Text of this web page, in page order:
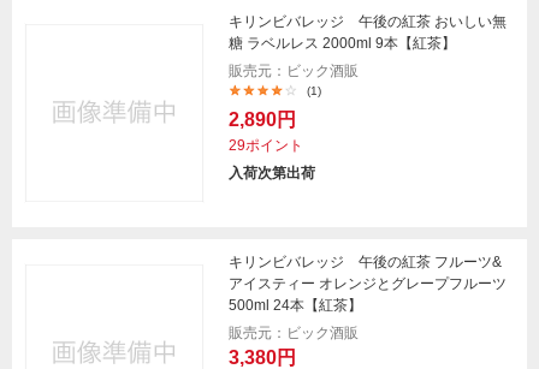
キリンビバレッジ 午後の紅茶 おいしい無
糖 ラベルレス 2000ml 9本【紅茶】
販売元：ビック酒販
(1)
2,890円
29ポイント
入荷次第出荷
キリンビバレッジ 午後の紅茶 フルーツ&
アイスティー オレンジとグレープフルーツ
500ml 24本【紅茶】
販売元：ビック酒販
3,380円